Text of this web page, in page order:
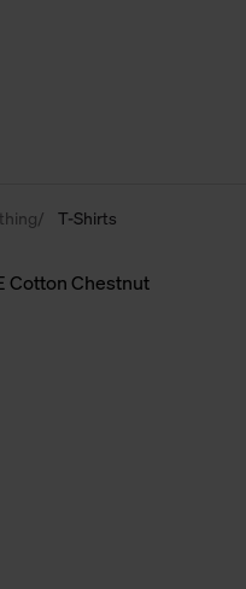
T-Shirts